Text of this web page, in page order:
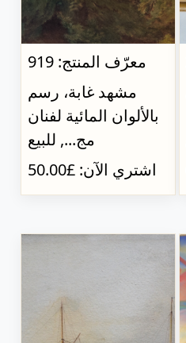
معرّف المنتج: 919
مشهد غابة، رسم
بالألوان المائية لفنان
مج..., للبيع
اشتري الآن: £50.00